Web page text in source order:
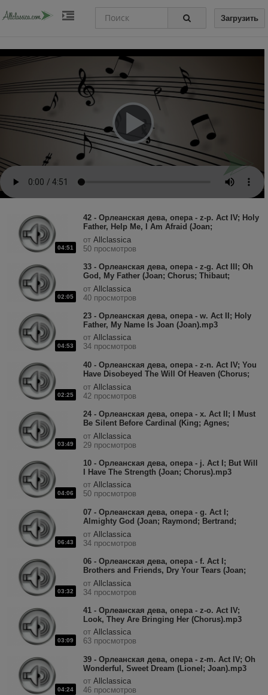
Загрузить
04:51
42 - Орлеанская дева, опера - z-p. Act IV; Holy
Father, Help Me, I Am Afraid (Joan;
Chorus).mp3
от Allclassica
50 просмотров
02:05
33 - Орлеанская дева, опера - z-g. Act III; Oh
God, My Father (Joan; Chorus; Thibaut;
King).mp3
от Allclassica
40 просмотров
04:53
23 - Орлеанская дева, опера - w. Act II; Holy
Father, My Name Is Joan (Joan).mp3
от Allclassica
34 просмотров
02:25
40 - Орлеанская дева, опера - z-n. Act IV; You
Have Disobeyed The Will Of Heaven (Chorus;
Lionel; Joan).mp3
от Allclassica
42 просмотров
03:49
24 - Орлеанская дева, опера - x. Act II; I Must
Be Silent Before Cardinal (King; Agnes;
Chorus; Joan).mp3
от Allclassica
29 просмотров
04:06
10 - Орлеанская дева, опера - j. Act I; But Will
I Have The Strength (Joan; Chorus).mp3
от Allclassica
50 просмотров
06:43
07 - Орлеанская дева, опера - g. Act I;
Almighty God (Joan; Raymond; Bertrand;
Chorus).mp3
от Allclassica
34 просмотров
03:32
06 - Орлеанская дева, опера - f. Act I;
Brothers and Friends, Dry Your Tears (Joan;
Chorus; Soldier; Thibaut).mp3
от Allclassica
34 просмотров
03:09
41 - Орлеанская дева, опера - z-o. Act IV;
Look, They Are Bringing Her (Chorus).mp3
от Allclassica
63 просмотров
04:24
39 - Орлеанская дева, опера - z-m. Act IV; Oh
Wonderful, Sweet Dream (Lionel; Joan).mp3
от Allclassica
46 просмотров